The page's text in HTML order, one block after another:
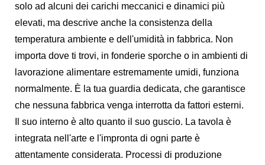
solo ad alcuni dei carichi meccanici e dinamici più
elevati, ma descrive anche la consistenza della
temperatura ambiente e dell'umidità in fabbrica. Non
importa dove ti trovi, in fonderie sporche o in ambienti di
lavorazione alimentare estremamente umidi, funziona
normalmente. È la tua guardia dedicata, che garantisce
che nessuna fabbrica venga interrotta da fattori esterni.
Il suo interno è alto quanto il suo guscio. La tavola è
integrata nell'arte e l'impronta di ogni parte è
attentamente considerata. Processi di produzione